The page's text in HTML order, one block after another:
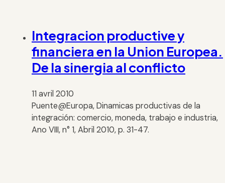
Integracion productive y
financiera en la Union Europea.
De la sinergia al conflicto
11 avril 2010
Puente@Europa, Dinamicas productivas de la
integración: comercio, moneda, trabajo e industria,
Ano VIII, n° 1, Abril 2010, p. 31-47.